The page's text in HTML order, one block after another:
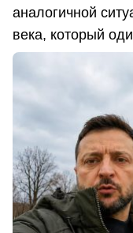
аналогичной
века, который